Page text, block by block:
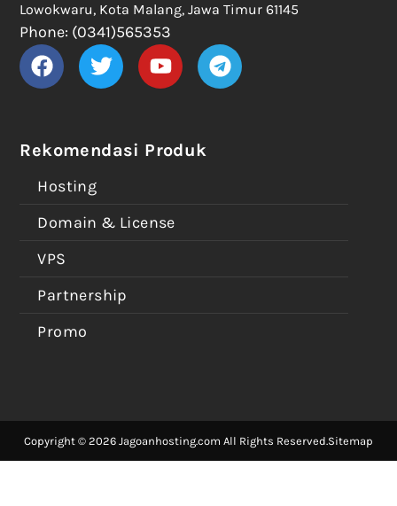
Rekomendasi Produk
Hosting
Domain & License
VPS
Partnership
Promo
Lowokwaru, Kota Malang, Jawa Timur 61145
Phone: (0341)565353
Copyright © 2026 Jagoanhosting.com All Rights Reserved.Sitemap